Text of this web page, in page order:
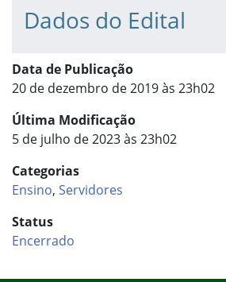
Dados do Edital
Data de Publicação
20 de dezembro de 2019 às 23h02
Última Modificação
5 de julho de 2023 às 23h02
Categorias
Ensino, Servidores
Status
Encerrado